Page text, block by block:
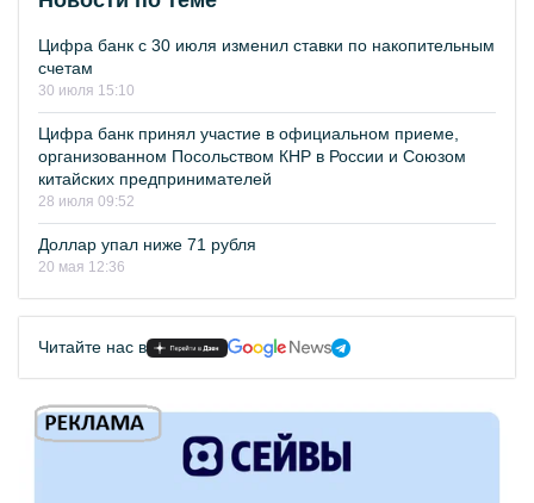
Цифра банк с 30 июля изменил ставки по накопительным
счетам
30 июля 15:10
Цифра банк принял участие в официальном приеме,
организованном Посольством КНР в России и Союзом
китайских предпринимателей
28 июля 09:52
Доллар упал ниже 71 рубля
20 мая 12:36
Читайте нас в